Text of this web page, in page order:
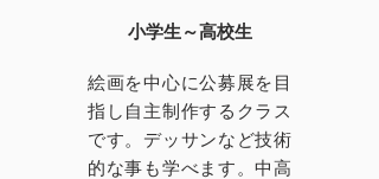
小学生～高校生
絵画を中心に公募展を目
指し自主制作するクラス
です。デッサンなど技術
的な事も学べます。中高